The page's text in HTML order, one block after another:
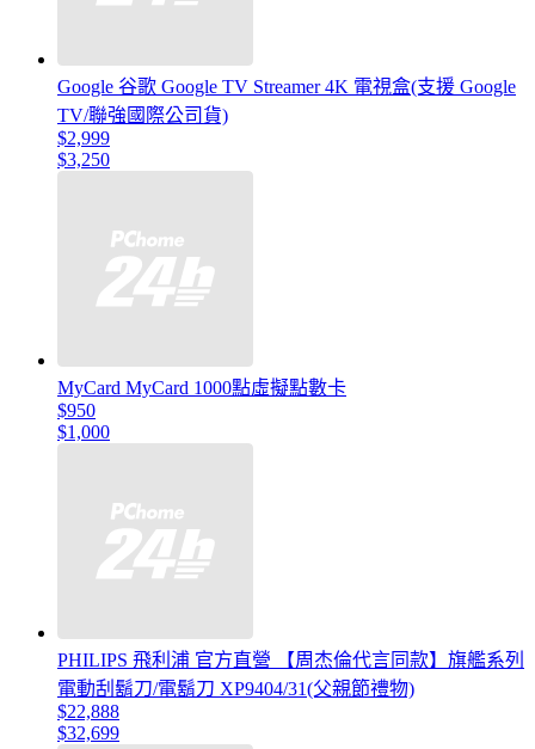
Google 谷歌 Google TV Streamer 4K 電視盒(支援 Google
TV/聯強國際公司貨)
$2,999
$3,250
MyCard MyCard 1000點虛擬點數卡
$950
$1,000
PHILIPS 飛利浦 官方直營 【周杰倫代言同款】旗艦系列
電動刮鬍刀/電鬍刀 XP9404/31(父親節禮物)
$22,888
$32,699